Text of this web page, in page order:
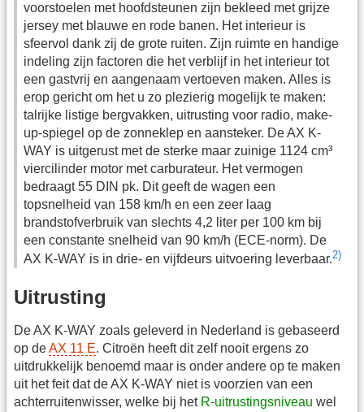
voorstoelen met hoofdsteunen zijn bekleed met grijze
jersey met blauwe en rode banen. Het interieur is
sfeervol dank zij de grote ruiten. Zijn ruimte en handige
indeling zijn factoren die het verblijf in het interieur tot
een gastvrij en aangenaam vertoeven maken. Alles is
erop gericht om het u zo plezierig mogelijk te maken:
talrijke listige bergvakken, uitrusting voor radio, make-
up-spiegel op de zonneklep en aansteker. De AX K-
WAY is uitgerust met de sterke maar zuinige 1124 cm³
viercilinder motor met carburateur. Het vermogen
bedraagt 55 DIN pk. Dit geeft de wagen een
topsnelheid van 158 km/h en een zeer laag
brandstofverbruik van slechts 4,2 liter per 100 km bij
een constante snelheid van 90 km/h (ECE-norm). De
AX K-WAY is in drie- en vijfdeurs uitvoering leverbaar.2)
Uitrusting
De AX K-WAY zoals geleverd in Nederland is gebaseerd
op deAX 11 E. Citroën heeft dit zelf nooit ergens zo
uitdrukkelijk benoemd maar is onder andere op te maken
uit het feit dat de AX K-WAY niet is voorzien van een
achterruitenwisser, welke bij het R-uitrustingsniveau wel